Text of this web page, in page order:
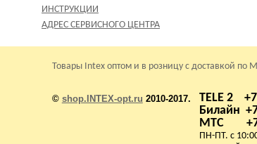
ИНСТРУКЦИИ
АДРЕС СЕРВИСНОГО ЦЕНТРА
Товары Intex оптом и в розницу с доставкой
© shop.INTEX-opt.ru 2010-2017.
TELE 2
Билайн
МТС
ПН-ПТ. с